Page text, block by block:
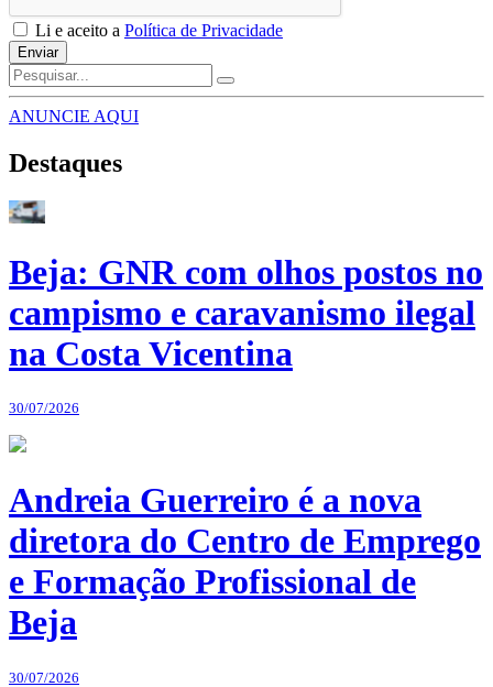
Li e aceito a Política de Privacidade
Enviar
ANUNCIE AQUI
Destaques
Beja: GNR com olhos postos no
campismo e caravanismo ilegal
na Costa Vicentina
30/07/2026
Andreia Guerreiro é a nova
diretora do Centro de Emprego
e Formação Profissional de
Beja
30/07/2026